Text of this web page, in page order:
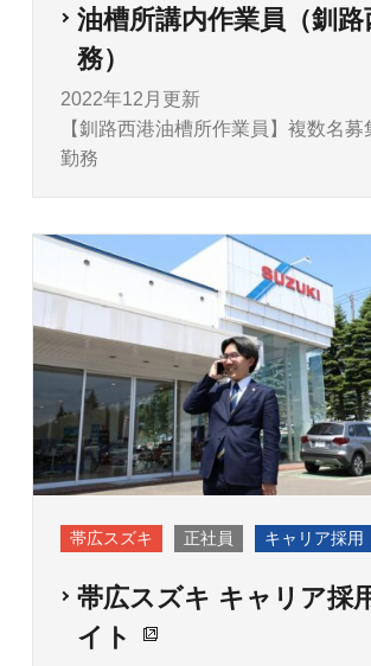
油槽所講内作業員（釧路
務）
2022年12月更新
【釧路西港油槽所作業員】複数名
勤務
帯広スズキ 正社員 キャリア採用
帯広スズキ キャリア採
イト